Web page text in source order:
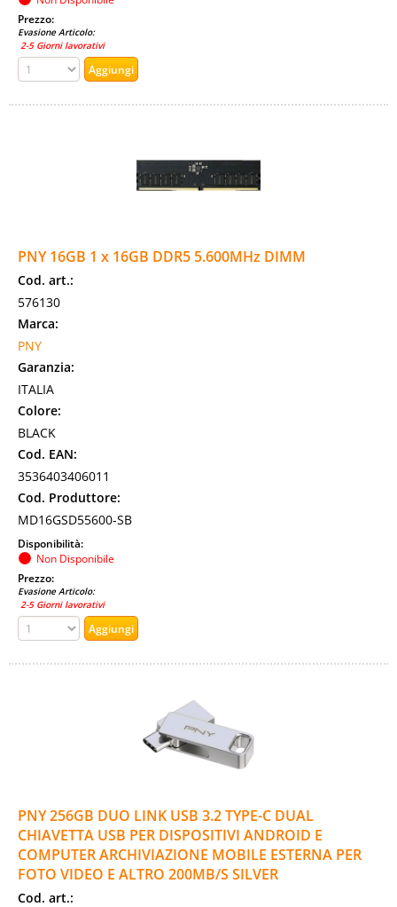
Prezzo:
Evasione Articolo:
2-5 Giorni lavorativi
PNY 16GB 1 x 16GB DDR5 5.600MHz DIMM
Cod. art.:
576130
Marca:
PNY
Garanzia:
ITALIA
Colore:
BLACK
Cod. EAN:
3536403406011
Cod. Produttore:
MD16GSD55600-SB
Disponibilità:
Non Disponibile
Prezzo:
Evasione Articolo:
2-5 Giorni lavorativi
PNY 256GB DUO LINK USB 3.2 TYPE-C DUAL
CHIAVETTA USB PER DISPOSITIVI ANDROID E
COMPUTER ARCHIVIAZIONE MOBILE ESTERNA PER
FOTO VIDEO E ALTRO 200MB/S SILVER
Cod. art.: